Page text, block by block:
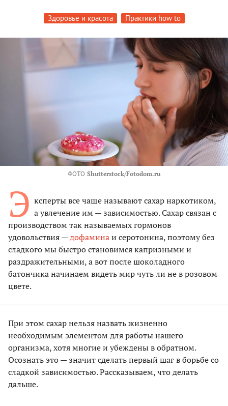
Здоровье и красота Практики how to
ФОТО Shutterstock/Fotodom.ru
Э ксперты все чаще называют сахар наркотиком,
а увлечение им — зависимостью. Сахар связан с
производством так называемых гормонов
удовольствия —дофаминаи серотонина, поэтому без
сладкого мы быстро становимся капризными и
раздражительными, а вот после шоколадного
батончика начинаем видеть мир чуть ли не в розовом
цвете.
При этом сахар нельзя назвать жизненно
необходимым элементом для работы нашего
организма, хотя многие и убеждены в обратном.
Осознать это — значит сделать первый шаг в борьбе со
сладкой зависимостью. Рассказываем, что делать
дальше.